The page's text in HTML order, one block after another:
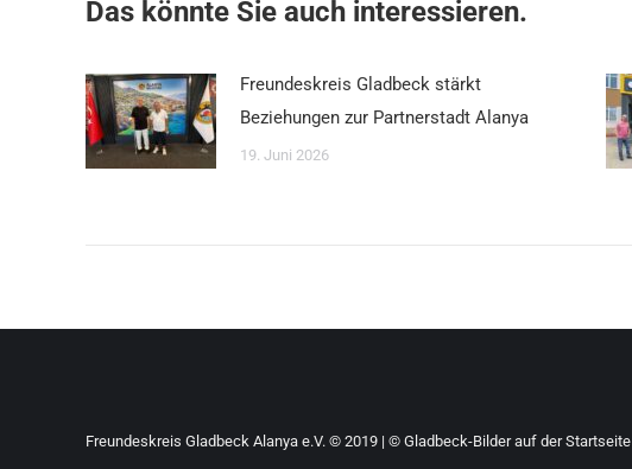
Das könnte Sie auch interessieren.
Freundeskreis Gladbeck stärkt
Beziehungen zur Partnerstadt Alanya
19. Juni 2026
Freundeskreis Gladbeck Alanya e.V. © 2019 | © Gladbeck-Bilder auf der Startseite